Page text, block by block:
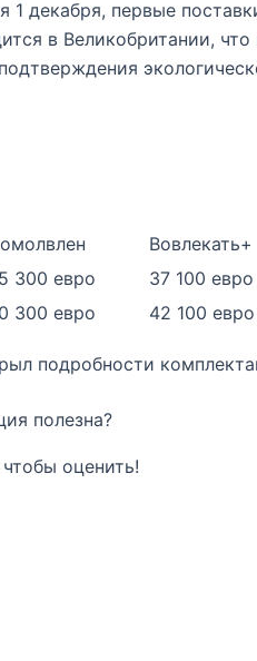
1 декабря, первые
в Великобритании,
Вовлекать+
300 евро 37 100 евро
300 евро 42 100 евро
подробности
полезна?
оценить!